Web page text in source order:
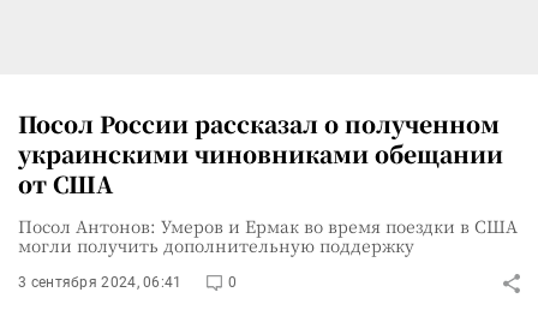
Посол России рассказал о полученном
украинскими чиновниками обещании
от США
Посол Антонов: Умеров и Ермак во время поездки в США
могли получить дополнительную поддержку
3 сентября 2024, 06:41 0